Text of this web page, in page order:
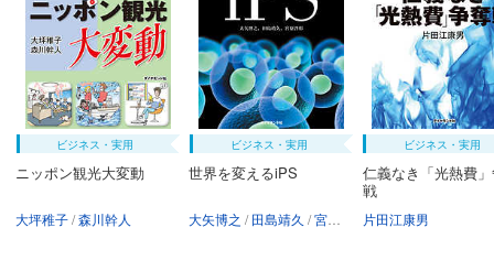
ビジネス・実用
ニッポン観光大変動
大坪稚子 森川幹人
ビジネス・実用
世界を変えるiPS
大矢博之 田島靖久 宮原啓彰
ビジネス・実用
仁義なき「光熱費
戦
片田江康男